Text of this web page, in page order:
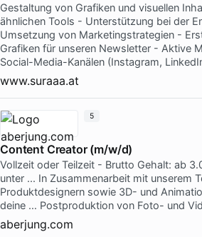
Gestaltung von Grafiken und visuellen
ähnlichen Tools - Unterstützung bei der
Umsetzung von Marketingstrategien -
Grafiken für unseren Newsletter - Aktive
Social-Media-Kanälen (Instagram,
www.suraaa.at
Content Creator (m/w/d)
Vollzeit oder Teilzeit - Brutto Gehalt: ab
unter ... In Zusammenarbeit mit unserem
Produktdesignern sowie 3D- und
deine … Postproduktion von Foto- und
aberjung.com
5